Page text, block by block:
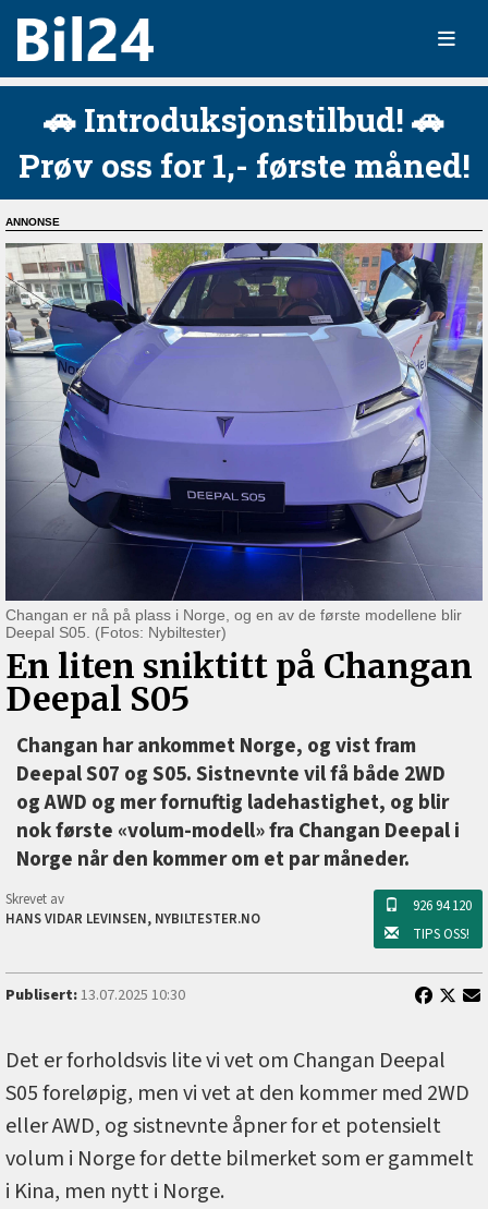
🚗 Introduksjonstilbud! 🚗
Prøv oss for 1,- første måned!
Changan er nå på plass i Norge, og en av de første modellene blir
Deepal S05. (Fotos: Nybiltester)
En liten sniktitt på Changan
Deepal S05
Changan har ankommet Norge, og vist fram
Deepal S07 og S05. Sistnevnte vil få både 2WD
og AWD og mer fornuftig ladehastighet, og blir
nok første «volum-modell» fra Changan Deepal i
Norge når den kommer om et par måneder.
Skrevet av
HANS VIDAR LEVINSEN, NYBILTESTER.NO
926 94 120
TIPS OSS!
Publisert:13.07.2025 10:30
Det er forholdsvis lite vi vet om Changan Deepal
S05 foreløpig, men vi vet at den kommer med 2WD
eller AWD, og sistnevnte åpner for et potensielt
volum i Norge for dette bilmerket som er gammelt
i Kina, men nytt i Norge.